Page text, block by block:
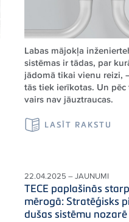
Labas mājokļa
sistēmas ir tādas, par
jādomā tikai vienu reizi,
tās tiek ierīkotas. Un pēc
vairs nav jāuztraucas.
LASĪT RAKSTU
22.04.2025 – JAUNUMI
TECE paplašinās
mērogā: Stratēģisks
dušas sistēmu nozarē